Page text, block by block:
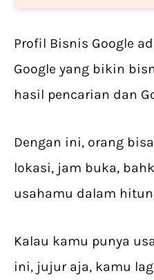
Profil Bisnis Google
Google yang bikin
hasil pencarian dan
Dengan ini, orang
lokasi, jam buka,
usahamu dalam
Kalau kamu punya
ini, jujur aja, kamu